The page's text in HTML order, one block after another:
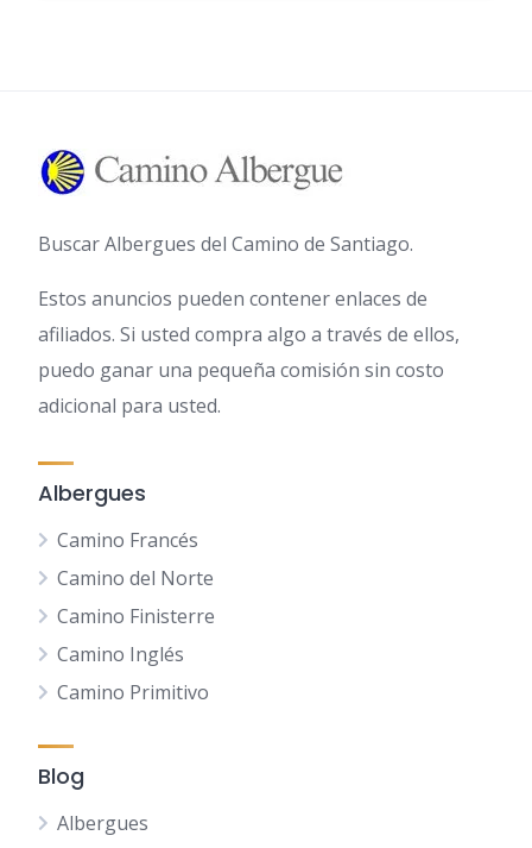
Buscar Albergues del Camino de Santiago.
Estos anuncios pueden contener enlaces de
afiliados. Si usted compra algo a través de ellos,
puedo ganar una pequeña comisión sin costo
adicional para usted.
Albergues
Camino Francés
Camino del Norte
Camino Finisterre
Camino Inglés
Camino Primitivo
Blog
Albergues